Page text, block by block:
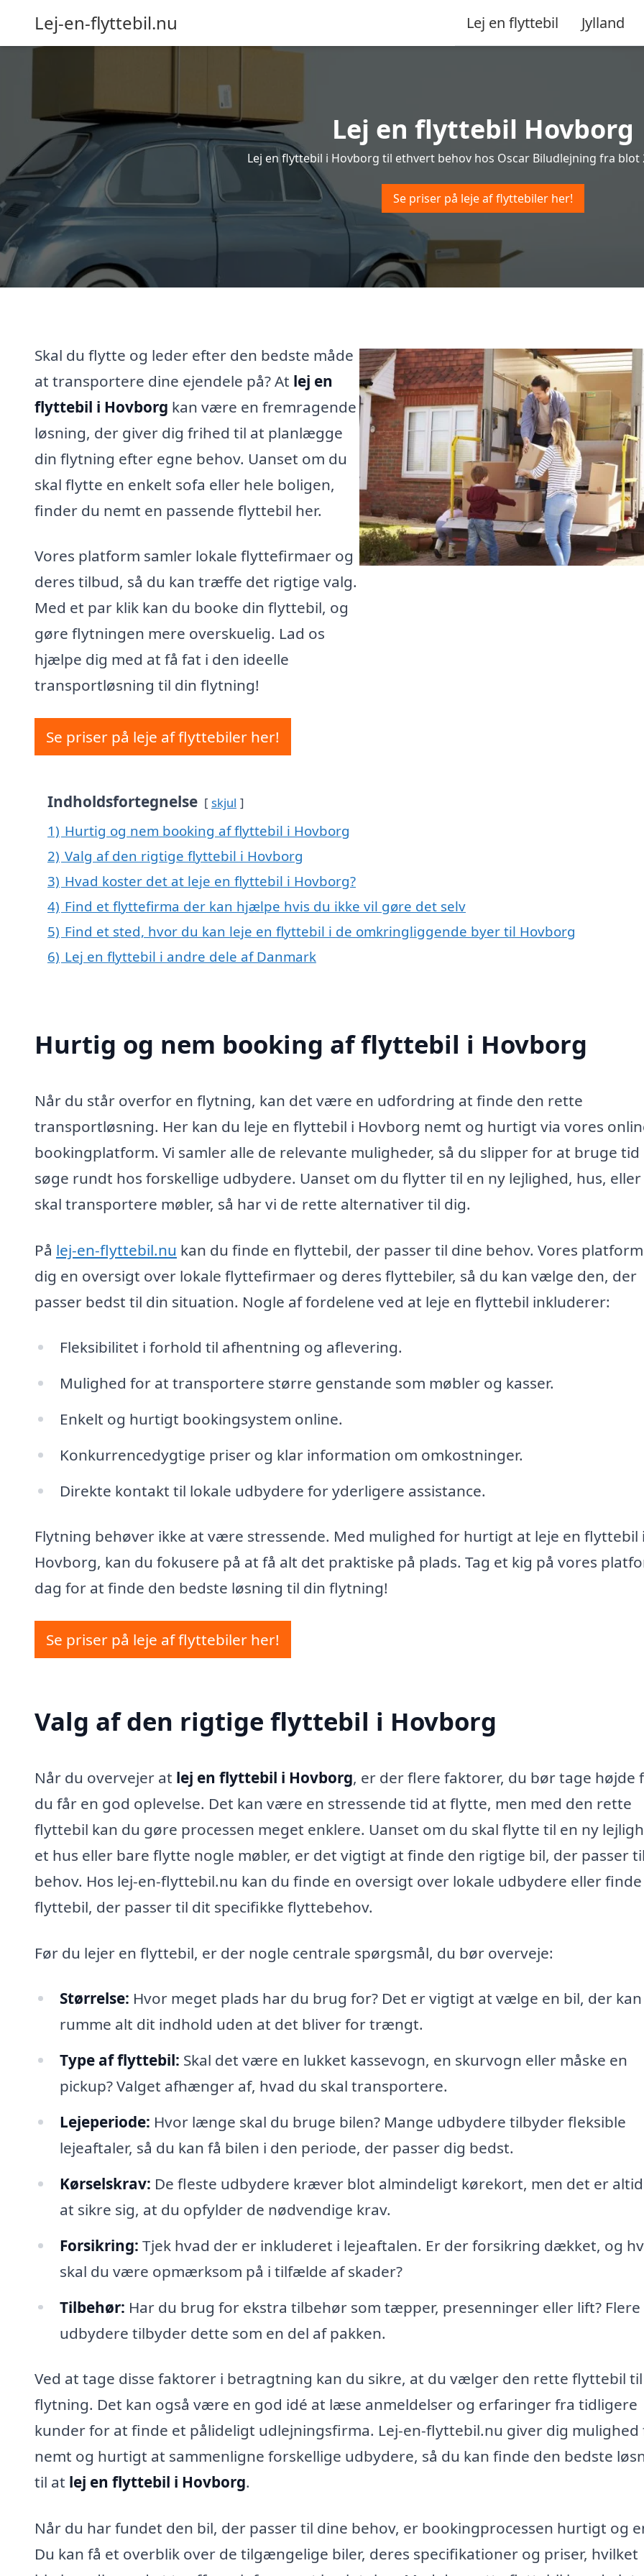
Lej-en-flyttebil.nu Lej en flyttebil Jylland
Lej en flyttebil Hovborg
Lej en flyttebil i Hovborg til ethvert behov hos Oscar Biludlejning fra blot
Se priser på leje af flyttebiler her!
Skal du flytte og leder efter den bedste måde
at transportere dine ejendele på? At lej en
flyttebil i Hovborg kan være en fremragende
løsning, der giver dig frihed til at planlægge
din flytning efter egne behov. Uanset om du
skal flytte en enkelt sofa eller hele boligen,
finder du nemt en passende flyttebil her.
Vores platform samler lokale flyttefirmaer og
deres tilbud, så du kan træffe det rigtige valg.
Med et par klik kan du booke din flyttebil, og
gøre flytningen mere overskuelig. Lad os
hjælpe dig med at få fat i den ideelle
transportløsning til din flytning!
Se priser på leje af flyttebiler her!
Indholdsfortegnelse skjul
1) Hurtig og nem booking af flyttebil i Hovborg
2) Valg af den rigtige flyttebil i Hovborg
3) Hvad koster det at leje en flyttebil i Hovborg?
4) Find et flyttefirma der kan hjælpe hvis du ikke vil gøre det selv
5) Find et sted, hvor du kan leje en flyttebil i de omkringliggende byer til Hovborg
6) Lej en flyttebil i andre dele af Danmark
Hurtig og nem booking af flyttebil i Hovborg
Når du står overfor en flytning, kan det være en udfordring at finde den rette
transportløsning. Her kan du leje en flyttebil i Hovborg nemt og hurtigt via vores
bookingplatform. Vi samler alle de relevante muligheder, så du slipper for at bruge tid
søge rundt hos forskellige udbydere. Uanset om du flytter til en ny lejlighed, hus,
skal transportere møbler, så har vi de rette alternativer til dig.
På lej-en-flyttebil.nu kan du finde en flyttebil, der passer til dine behov. Vores
dig en oversigt over lokale flyttefirmaer og deres flyttebiler, så du kan vælge den, der
passer bedst til din situation. Nogle af fordelene ved at leje en flyttebil inkluderer:
Fleksibilitet i forhold til afhentning og aflevering.
Mulighed for at transportere større genstande som møbler og kasser.
Enkelt og hurtigt bookingsystem online.
Konkurrencedygtige priser og klar information om omkostninger.
Direkte kontakt til lokale udbydere for yderligere assistance.
Flytning behøver ikke at være stressende. Med mulighed for hurtigt at leje en flyttebil i
Hovborg, kan du fokusere på at få alt det praktiske på plads. Tag et kig på vores
dag for at finde den bedste løsning til din flytning!
Se priser på leje af flyttebiler her!
Valg af den rigtige flyttebil i Hovborg
Når du overvejer at lej en flyttebil i Hovborg, er der flere faktorer, du bør tage højde
du får en god oplevelse. Det kan være en stressende tid at flytte, men med den rette
flyttebil kan du gøre processen meget enklere. Uanset om du skal flytte til en ny
et hus eller bare flytte nogle møbler, er det vigtigt at finde den rigtige bil, der passer
behov. Hos lej-en-flyttebil.nu kan du finde en oversigt over lokale udbydere eller
flyttebil, der passer til dit specifikke flyttebehov.
Før du lejer en flyttebil, er der nogle centrale spørgsmål, du bør overveje:
Størrelse: Hvor meget plads har du brug for? Det er vigtigt at vælge en bil, der kan
rumme alt dit indhold uden at det bliver for trængt.
Type af flyttebil: Skal det være en lukket kassevogn, en skurvogn eller måske en
pickup? Valget afhænger af, hvad du skal transportere.
Lejeperiode: Hvor længe skal du bruge bilen? Mange udbydere tilbyder fleksible
lejeaftaler, så du kan få bilen i den periode, der passer dig bedst.
Kørselskrav: De fleste udbydere kræver blot almindeligt kørekort, men det er
at sikre sig, at du opfylder de nødvendige krav.
Forsikring: Tjek hvad der er inkluderet i lejeaftalen. Er der forsikring dækket, og
skal du være opmærksom på i tilfælde af skader?
Tilbehør: Har du brug for ekstra tilbehør som tæpper, presenninger eller lift? Flere
udbydere tilbyder dette som en del af pakken.
Ved at tage disse faktorer i betragtning kan du sikre, at du vælger den rette flyttebil
flytning. Det kan også være en god idé at læse anmeldelser og erfaringer fra tidligere
kunder for at finde et pålideligt udlejningsfirma. Lej-en-flyttebil.nu giver dig mulighed
nemt og hurtigt at sammenligne forskellige udbydere, så du kan finde den bedste
til at lej en flyttebil i Hovborg.
Når du har fundet den bil, der passer til dine behov, er bookingprocessen hurtigt og
Du kan få et overblik over de tilgængelige biler, deres specifikationer og priser, hvilket